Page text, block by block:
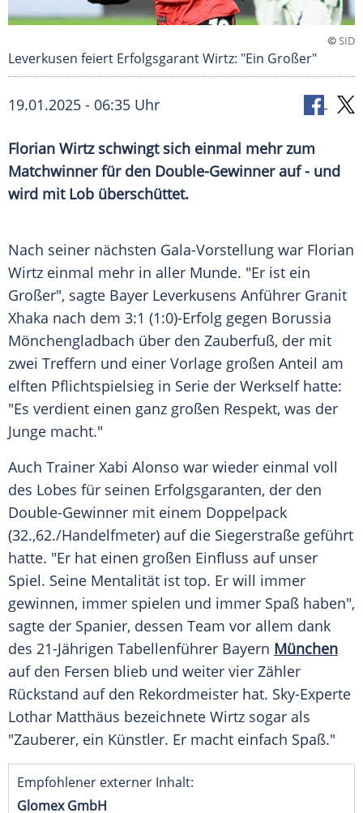
©SID
Leverkusen feiert Erfolgsgarant Wirtz: "Ein Großer"
19.01.2025 - 06:35 Uhr
Florian Wirtz schwingt sich einmal mehr zum
Matchwinner für den Double-Gewinner auf - und
wird mit Lob überschüttet.
Nach seiner nächsten Gala-Vorstellung war Florian
Wirtz einmal mehr in aller Munde. "Er ist ein
Großer", sagte Bayer Leverkusens Anführer Granit
Xhaka nach dem 3:1 (1:0)-Erfolg gegen Borussia
Mönchengladbach über den Zauberfuß, der mit
zwei Treffern und einer Vorlage großen Anteil am
elften Pflichtspielsieg in Serie der Werkselfhatte:
"Es verdient einen ganz großen Respekt, was der
Junge macht."
Auch Trainer Xabi Alonso war wieder einmal voll
des Lobes für seinen Erfolgsgaranten, der den
Double-Gewinner mit einem Doppelpack
(32.,62./Handelfmeter) auf die Siegerstraße geführt
hatte. "Er hat einen großen Einfluss auf unser
Spiel. Seine Mentalität ist top. Er will immer
gewinnen, immer spielen und immer Spaß haben",
sagte der Spanier, dessen Team vor allem dank
des 21-Jährigen Tabellenführer Bayern München
auf den Fersen blieb und weiter vier Zähler
Rückstand auf den Rekordmeister hat. Sky-Experte
Lothar Matthäus bezeichnete Wirtz sogar als
"Zauberer, ein Künstler. Er macht einfach Spaß."
Empfohlener externer Inhalt:
Glomex GmbH